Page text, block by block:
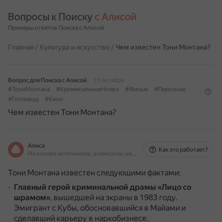
Вопросы к Поиску с Алисой
Примеры ответов Поиска с Алисой
Главная / Культура и искусство / Чем известен Тони Монтана?
Вопрос для Поиска с Алисой
15 октября
#ТониМонтана
#КриминальноеЧтиво #Фильм
#Персонаж
#Голливуд
#Кино
Чем известен Тони Монтана?
Алиса
На основе источников, возможны неточности
Как это работает?
Тони Монтана известен следующими фактами:
Главный герой криминальной драмы «Лицо со
шрамом», вышедшей на экраны в 1983 году.
Эмигрант с Кубы, обосновавшийся в Майами и
сделавший карьеру в наркобизнесе.